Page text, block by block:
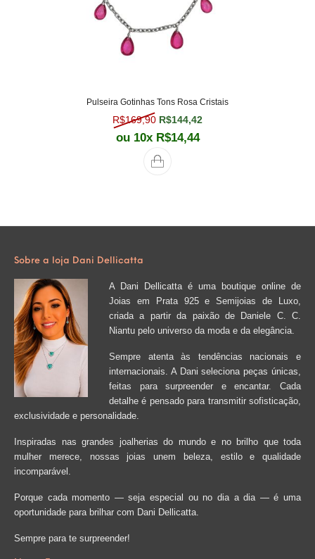
Pulseira Gotinhas Tons Rosa Cristais
R$169,90 O preço original era: R$169,90.
R$144,42
ou 10x R$14,44
Sobre a loja Dani Dellicatta
A Dani Dellicatta é uma boutique online de
Joias em Prata 925 e Semijoias de Luxo,
criada a partir da paixão de Daniele C. C.
Niantu pelo universo da moda e da elegância.
Sempre atenta às tendências nacionais e
internacionais. A Dani seleciona peças únicas,
feitas para surpreender e encantar. Cada
detalhe é pensado para transmitir sofisticação,
exclusividade e personalidade.
Inspiradas nas grandes joalherias do mundo e no brilho que toda
mulher merece, nossas joias unem beleza, estilo e qualidade
incomparável.
Porque cada momento — seja especial ou no dia a dia — é uma
oportunidade para brilhar com Dani Dellicatta.
Sempre para te surpreender!